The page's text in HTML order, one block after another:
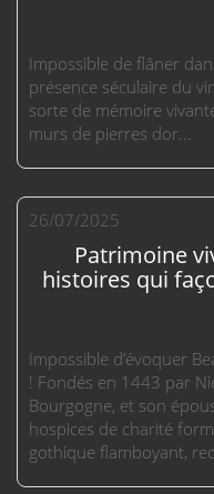
Impossible de flâner
présence séculaire du
sorte de mémoire
murs de pierres dor...
26/07/2025
Patrimoine
histoires qui
Impossible d’évoquer
! Fondés en 1443 par
Bourgogne, et son
hospices de charité
gothique flamboyant,